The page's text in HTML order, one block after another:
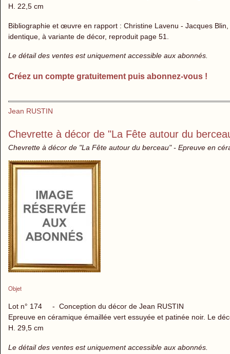
H. 22,5 cm
Bibliographie et œuvre en rapport : Christine Lavenu - Jacques
identique, à variante de décor, reproduit page 51.
Le détail des ventes est uniquement accessible aux abonnés.
Créez un compte gratuitement puis abonnez-vous !
Jean RUSTIN
Chevrette à décor de "La Fête autour du
Chevrette à décor de "La Fête autour du berceau" - Epreuve en
Objet
Lot n° 174 - Conception du décor de Jean RUSTIN
Epreuve en céramique émaillée vert essuyée et patinée noir. Le
H. 29,5 cm
Le détail des ventes est uniquement accessible aux abonnés.